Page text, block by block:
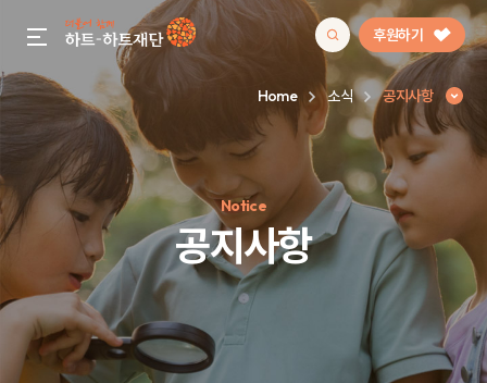
gnb menu open 후원하기
인기 키워드
#정기후원#하트플레이스#캠페인#팬덤후원
Home 소식 공지사항
Notice
공지사항